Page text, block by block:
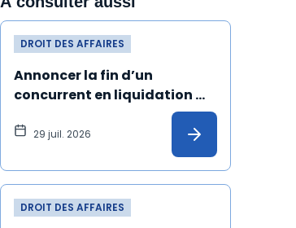
DROIT DES AFFAIRES
Annoncer la fin d’un
concurrent en liquidation
judiciaire et de ses produits
peut constituer un dol
29 juil. 2026
DROIT DES AFFAIRES